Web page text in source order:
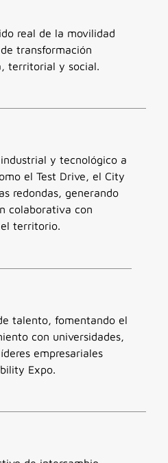
real de la movilidad
transformación
territorial y social.
y tecnológico a
el Test Drive, el City
redondas, generando
colaborativa con
territorio.
talento, fomentando el
con universidades,
empresariales
Expo.